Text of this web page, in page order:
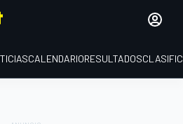
CALENDARIORESULTADOS